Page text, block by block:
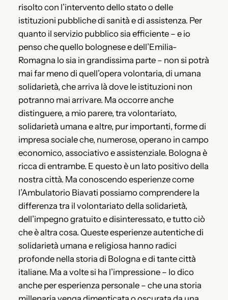
risolto con l’intervento dello stato o delle
istituzioni pubbliche di sanità e di assistenza. Per
quanto il servizio pubblico sia efficiente – e io
penso che quello bolognese e dell’Emilia-
Romagna lo sia in grandissima parte – non si potrà
mai far meno di quell’opera volontaria, di umana
solidarietà, che arriva là dove le istituzioni non
potranno mai arrivare. Ma occorre anche
distinguere, a mio parere, tra volontariato,
solidarietà umana e altre, pur importanti, forme di
impresa sociale che, numerose, operano in campo
economico, associativo e assistenziale. Bologna è
ricca di entrambe. E questo è un lato positivo della
nostra città. Ma conoscendo esperienze come
l’Ambulatorio Biavati possiamo comprendere la
differenza tra il volontariato della solidarietà,
dell’impegno gratuito e disinteressato, e tutto ciò
che è altra cosa. Queste esperienze autentiche di
solidarietà umana e religiosa hanno radici
profonde nella storia di Bologna e di tante città
italiane. Ma a volte si ha l’impressione – lo dico
anche per esperienza personale – che una storia